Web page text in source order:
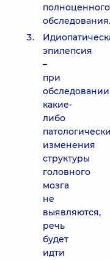
полноценного
обследования.
эпилепсия
–
при
обследовании
какие-
либо
изменения
структуры
головного
мозга
не
выявляются,
речь
будет
идти